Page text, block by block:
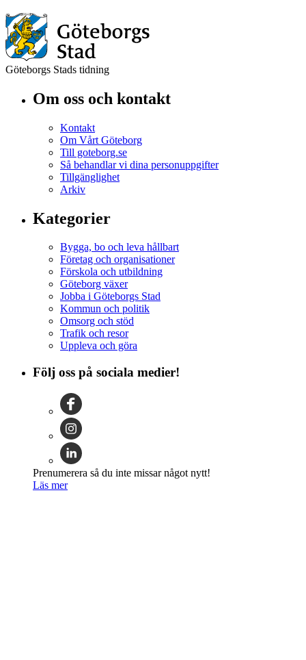
Göteborgs Stads tidning
Om oss och kontakt
Kontakt
Om Vårt Göteborg
Till goteborg.se
Så behandlar vi dina personuppgifter
Tillgänglighet
Arkiv
Kategorier
Bygga, bo och leva hållbart
Företag och organisationer
Förskola och utbildning
Göteborg växer
Jobba i Göteborgs Stad
Kommun och politik
Omsorg och stöd
Trafik och resor
Uppleva och göra
Följ oss på sociala medier!
Prenumerera så du inte missar något nytt!
Läs mer